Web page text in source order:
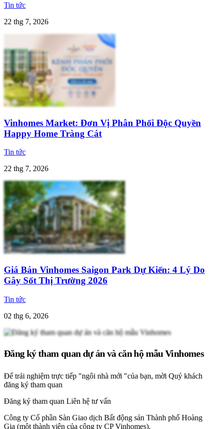
Tin tức
22 thg 7, 2026
Vinhomes Market: Đơn Vị Phân Phối Độc Quyền
Happy Home Tràng Cát
Tin tức
22 thg 7, 2026
Giá Bán Vinhomes Saigon Park Dự Kiến: 4 Lý Do
Gây Sốt Thị Trường 2026
Tin tức
02 thg 6, 2026
Đăng ký tham quan dự án và căn hộ mẫu Vinhomes
Để trải nghiệm trực tiếp "ngôi nhà mới "của bạn, mời Quý khách
đăng ký tham quan
Đăng ký tham quan Liên hệ tư vấn
Công ty Cổ phần Sàn Giao dịch Bất động sản Thành phố Hoàng
Gia (một thành viên của công ty CP Vinhomes).